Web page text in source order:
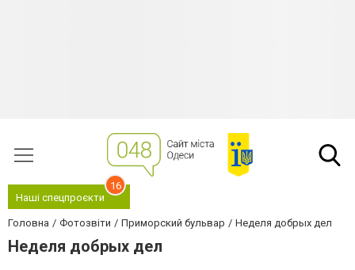
Наші спецпроєкти
16
Головна Фотозвіти Приморский бульвар Неделя добрых дел
Неделя добрых дел